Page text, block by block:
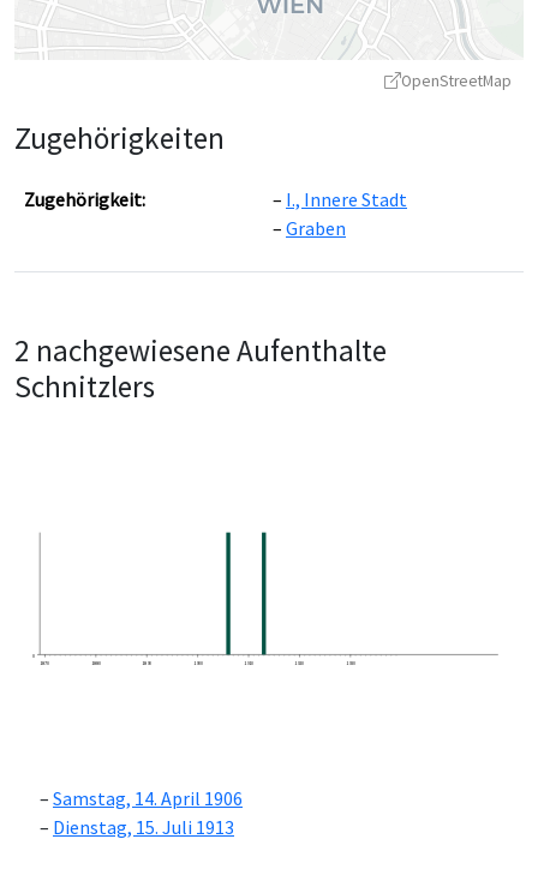
OpenStreetMap
Zugehörigkeiten
Zugehörigkeit:
I., Innere Stadt
Graben
2 nachgewiesene Aufenthalte
Schnitzlers
0
1870
1880 1890 1900 1910 1920 1930
Samstag, 14. April 1906
Dienstag, 15. Juli 1913